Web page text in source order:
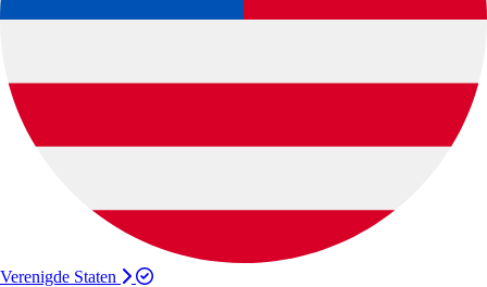
Verenigde Staten